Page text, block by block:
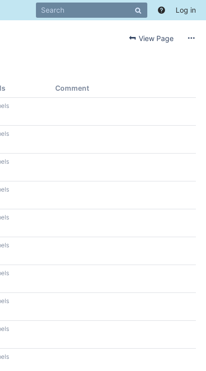
Log in
View Page
Comment